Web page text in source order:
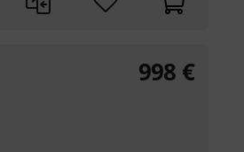
998 €